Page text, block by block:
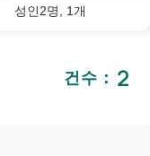
성인2명, 1개
건수： 2